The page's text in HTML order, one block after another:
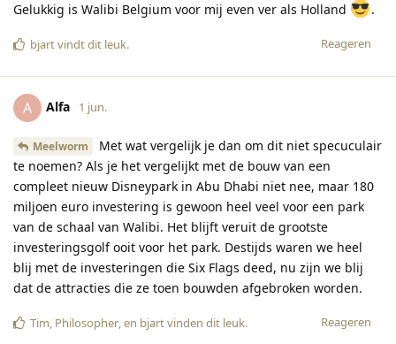
Gelukkig is Walibi Belgium voor mij even ver als Holland
.
Reageren
bjartvindt dit leuk.
A Alfa 1 jun.
Meelworm
Met wat vergelijk je dan om dit niet specuculair
te noemen? Als je het vergelijkt met de bouw van een
compleet nieuw Disneypark in Abu Dhabi niet nee, maar 180
miljoen euro investering is gewoon heel veel voor een park
van de schaal van Walibi. Het blijft veruit de grootste
investeringsgolf ooit voor het park. Destijds waren we heel
blij met de investeringen die Six Flags deed, nu zijn we blij
dat de attracties die ze toen bouwden afgebroken worden.
Reageren
Tim, Philosopher, en bjartvinden dit leuk.